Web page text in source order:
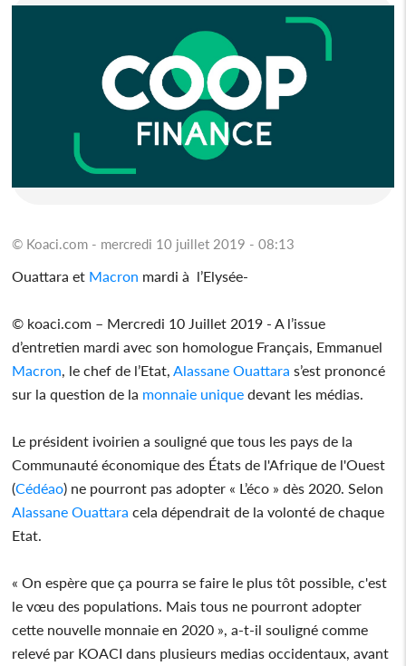
© Koaci.com - mercredi 10 juillet 2019 - 08:13
Ouattara et Macron mardi à l’Elysée-
© koaci.com – Mercredi 10 Juillet 2019 - A l’issue
d’entretien mardi avec son homologue Français, Emmanuel
Macron , le chef de l’Etat, Alassane Ouattara s’est prononcé
sur la question de la monnaie unique devant les médias.
Le président ivoirien a souligné que tous les pays de la
Communauté économique des États de l'Afrique de l'Ouest
(Cédéao) ne pourront pas adopter « L’éco » dès 2020. Selon
Alassane Ouattara cela dépendrait de la volonté de chaque
Etat.
« On espère que ça pourra se faire le plus tôt possible, c'est
le vœu des populations. Mais tous ne pourront adopter
cette nouvelle monnaie en 2020 », a-t-il souligné comme
relevé par KOACI dans plusieurs medias occidentaux, avant